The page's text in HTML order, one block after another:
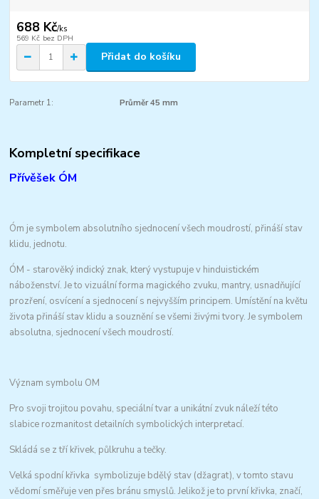
688 Kč/ks
569 Kč bez DPH
Přidat do košíku
Parametr 1: Průměr 45 mm
Kompletní specifikace
Přívěšek ÓM
Óm je symbolem absolutního sjednocení všech moudrostí, přináší stav
klidu, jednotu.
ÓM - starověký indický znak, který vystupuje v hinduistickém
náboženství. Je to vizuální forma magického zvuku, mantry, usnadňující
prozření, osvícení a sjednocení s nejvyšším principem. Umístění na květu
života přináší stav klidu a souznění se všemi živými tvory. Je symbolem
absolutna, sjednocení všech moudrostí.
Význam symbolu OM
Pro svoji trojitou povahu, speciální tvar a unikátní zvuk náleží této
slabice rozmanitost detailních symbolických interpretací.
Skládá se z tří křivek, půlkruhu a tečky.
Velká spodní křivka symbolizuje bdělý stav (džagrat), v tomto stavu
vědomí směřuje ven přes bránu smyslů. Jelikož je to první křivka, značí,